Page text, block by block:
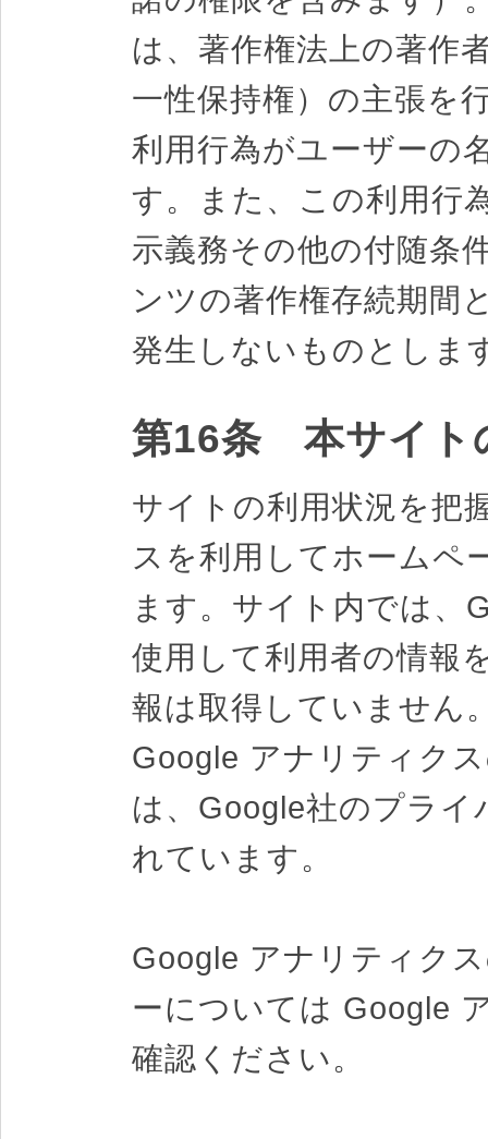
は、著作権法上の著作
一性保持権）の主張を
利用行為がユーザーの
す。また、この利用行
示義務その他の付随条
ンツの著作権存続期間
発生しないものとしま
第16条 本サイト
サイトの利用状況を把
スを利用してホームペ
ます。サイト内では、
使用して利用者の情報
報は取得していません
Google アナリティク
は、Google社のプラ
れています。
Google アナリティク
ーについては Google
確認ください。